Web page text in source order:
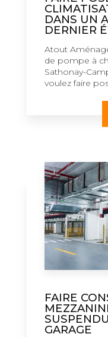
DANS UN
DERNIER
Atout
de pompe à
Sathonay-
voulez faire
FAIRE
GARAGE